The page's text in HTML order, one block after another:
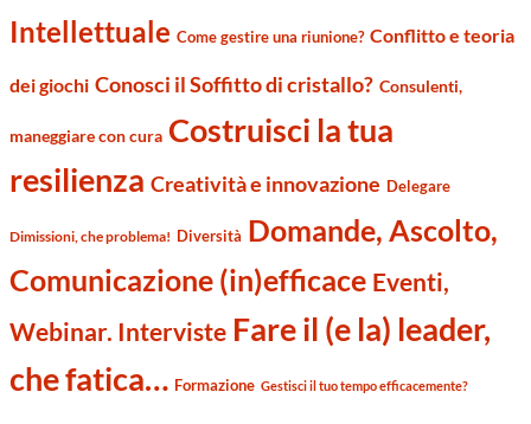
Intellettuale Come gestire una riunione? Conflitto e teoria
dei giochi Conosci il Soffitto di cristallo? Consulenti,
maneggiare con cura Costruisci la tua
resilienza Creatività e innovazione Delegare
Dimissioni, che problema! Diversità Domande, Ascolto,
Comunicazione (in)efficace Eventi,
Webinar. Interviste Fare il (e la) leader,
che fatica… Formazione Gestisci il tuo tempo efficacemente?